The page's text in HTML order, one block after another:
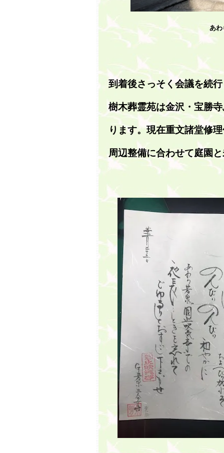
あ
到着後さっそく会議を続
樹木葬霊苑は金沢・宝勝
ります。現在重文諸堂修
周辺整備に合わせて庭園